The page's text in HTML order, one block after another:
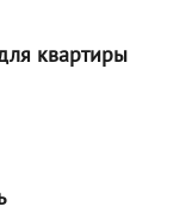
квартиры